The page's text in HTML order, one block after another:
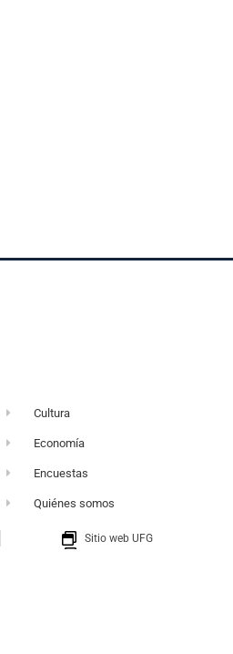
Cultura
Economía
Encuestas
Quiénes somos
Sitio web UFG